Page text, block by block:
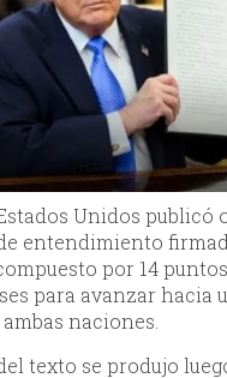
Unidos publicó
entendimiento
por 14
para avanzar hacia
naciones.
texto se produjo